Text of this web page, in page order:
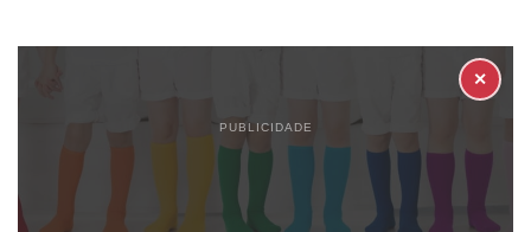
PUBLICIDADE
✕